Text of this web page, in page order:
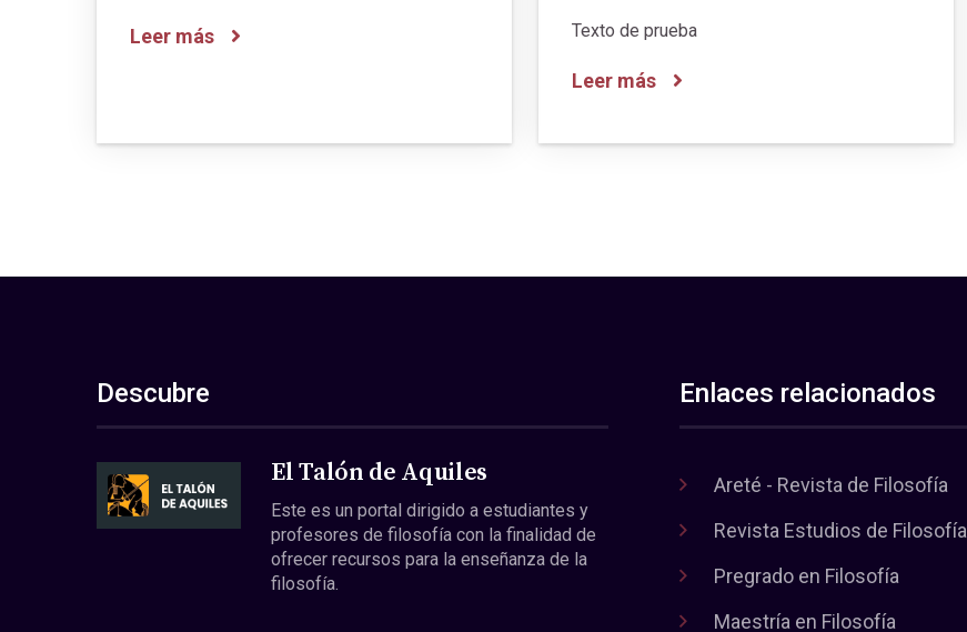
Leer más Texto de prueba
Leer más
Descubre
El Talón de Aquiles
Este es un portal dirigido a estudiantes y
profesores de filosofía con la finalidad de
ofrecer recursos para la enseñanza de la
filosofía.
Enlaces relacionados
Areté - Revista de Filosofía
Revista Estudios de Filosofía
Pregrado en Filosofía
Maestría en Filosofía